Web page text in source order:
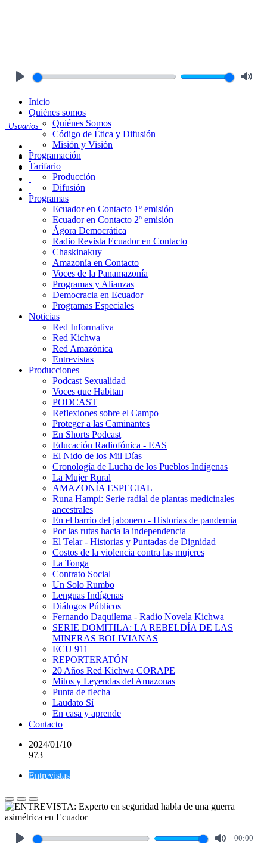
Usuarios
Inicio
Quiénes somos
Quiénes Somos
Código de Ética y Difusión
Misión y Visión
Programación
Tarifario
Producción
Difusión
Programas
Ecuador en Contacto 1º emisión
Ecuador en Contacto 2º emisión
Ágora Democrática
Radio Revista Ecuador en Contacto
Chaskinakuy
Amazonía en Contacto
Voces de la Panamazonía
Programas y Alianzas
Democracia en Ecuador
Programas Especiales
Noticias
Red Informativa
Red Kichwa
Red Amazónica
Entrevistas
Producciones
Podcast Sexualidad
Voces que Habitan
PODCAST
Reflexiones sobre el Campo
Proteger a las Caminantes
En Shorts Podcast
Educación Radiofónica - EAS
El Nido de los Mil Días
Cronología de Lucha de los Pueblos Indígenas
La Mujer Rural
AMAZONÍA ESPECIAL
Runa Hampi: Serie radial de plantas medicinales
ancestrales
En el barrio del jabonero - Historias de pandemia
Por las rutas hacia la independencia
El Telar - Historias y Puntadas de Dignidad
Costos de la violencia contra las mujeres
La Tonga
Contrato Social
Un Solo Rumbo
Lenguas Indígenas
Diálogos Públicos
Fernando Daquilema - Radio Novela Kichwa
SERIE DOMITILA: LA REBELDÍA DE LAS
MINERAS BOLIVIANAS
ECU 911
REPORTERATÓN
20 Años Red Kichwa CORAPE
Mitos y Leyendas del Amazonas
Punta de flecha
Laudato Sí
En casa y aprende
Contacto
2024/01/10
973
Entrevistas
00:00